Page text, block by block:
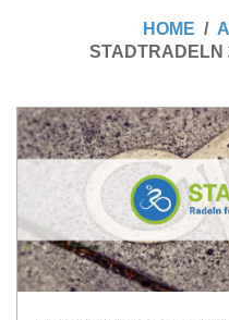
N
O
R
HOME
STADTRADELN